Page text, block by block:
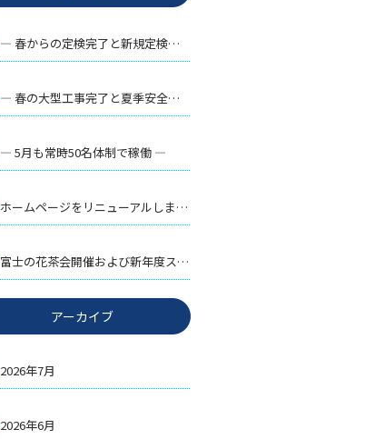
― 春からの定検完了と新規定検工事 ―
― 春の大型工事完了と夏季安全対策 ―
― 5月も常時50名体制で稼働 ―
ホームページをリニューアルしました
富士の花茶会開催および新年度スタート
アーカイブ
2026年7月
2026年6月